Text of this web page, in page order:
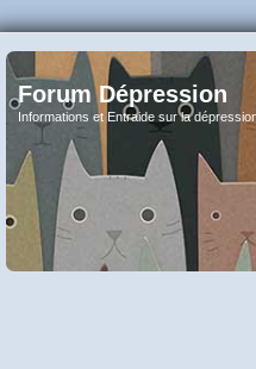
Forum Dépression
Informations et Entraide sur la